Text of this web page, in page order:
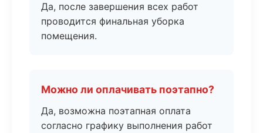
Да, после завершения всех работ
проводится финальная уборка
помещения.
Можно ли оплачивать поэтапно?
Да, возможна поэтапная оплата
согласно графику выполнения работ